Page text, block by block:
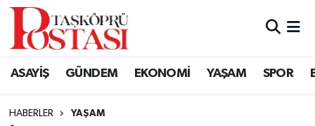
ASAYİŞ GÜNDEM EKONOMİ YAŞAM SPOR
HABERLER YAŞAM
Kastamonu Vefat Edenler